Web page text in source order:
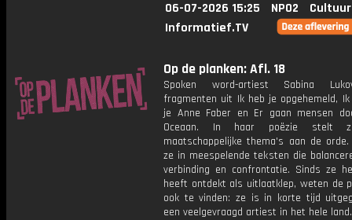
06-07-2026 15:25 NPO2
Informatief.TV
Op de planken: Afl. 18
Spoken word-artiest Sabina
fragmenten uit Ik heb je opgehemeld,
je Anne Faber en Er gaan mensen
Oceaan. In haar poëzie stelt
maatschappelijke thema's aan de
ze in meespelende teksten die
verbinding en confrontatie. Sinds ze
heeft ontdekt als uitlaatklep, weten de
ook te vinden: ze is in korte tijd
een veelgevraagd artiest in het hele land.